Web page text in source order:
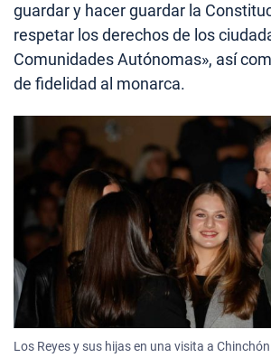
guardar y hacer guardar la
respetar los derechos de los
Comunidades Autónomas», así
de fidelidad al monarca.
Los Reyes y sus hijas en una visita a